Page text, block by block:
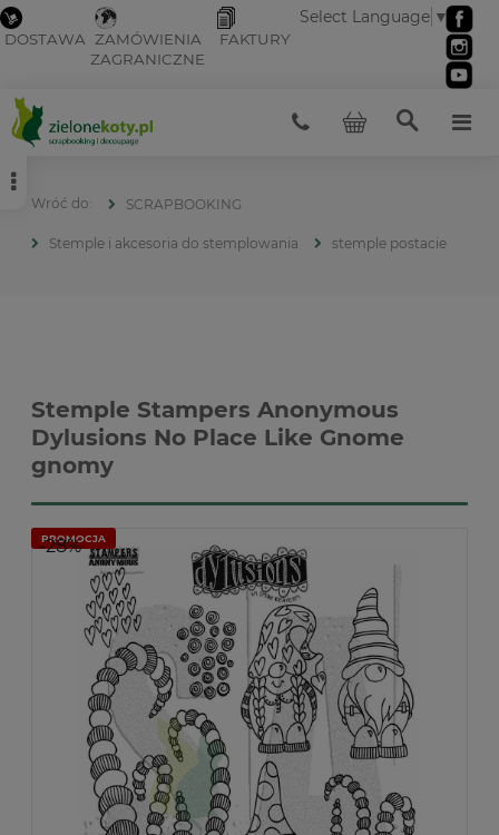
DOSTAWA ZAMÓWIENIA
ZAGRANICZNE
FAKTURY
Select Language ▼
SCRAPBOOKING
Stemple i akcesoria do stemplowania stemple postacie
Stemple Stampers Anonymous
Dylusions No Place Like Gnome
gnomy
PROMOCJA
-28%